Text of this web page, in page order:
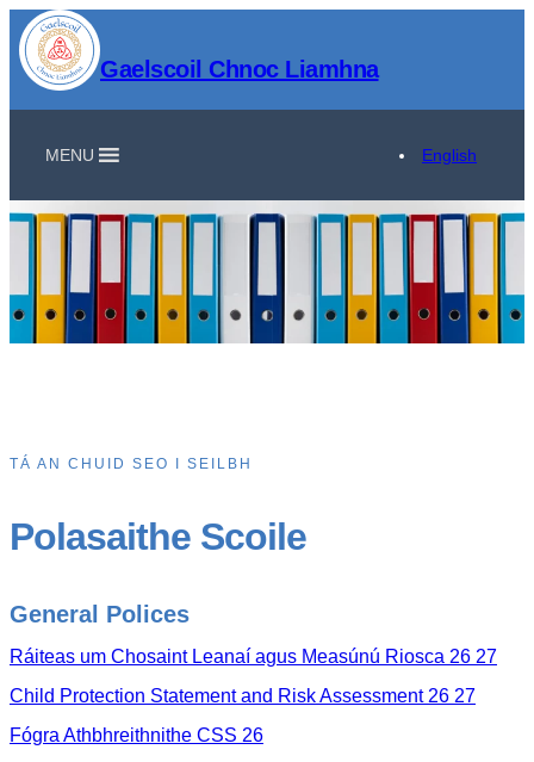
Gaelscoil Chnoc Liamhna
MENU English
TÁ AN CHUID SEO I SEILBH
Polasaithe Scoile
General Polices
Ráiteas um Chosaint Leanaí agus Measúnú Riosca 26 27
Child Protection Statement and Risk Assessment 26 27
Fógra Athbhreithnithe CSS 26